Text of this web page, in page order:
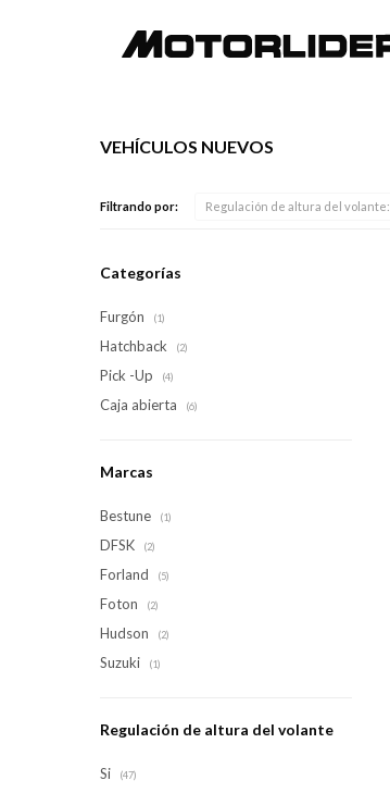
VEHÍCULOS NUEVOS
Filtrando por: Regulación de altura del volante:
Categorías
Furgón (1)
Hatchback (2)
Pick -Up (4)
Caja abierta (6)
Marcas
Bestune (1)
DFSK (2)
Forland (5)
Foton (2)
Hudson (2)
Suzuki (1)
Regulación de altura del volante
Si (47)